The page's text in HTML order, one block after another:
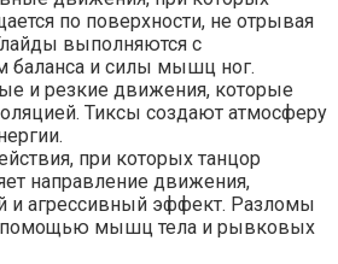
по поверхности, не отрывая
выполняются с
баланса и силы мышц ног.
и резкие движения, которые
Тиксы создают атмосферу
при которых танцор
направление движения,
и агрессивный эффект. Разломы
помощью мышц тела и рывковых